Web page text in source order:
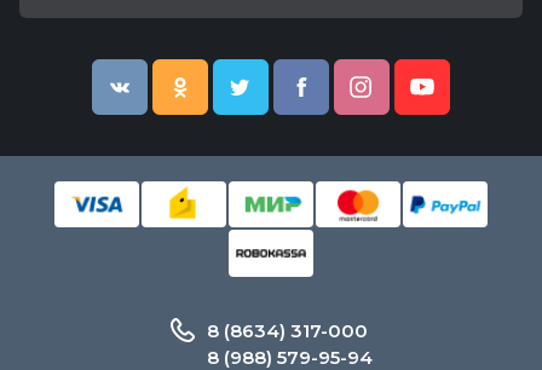
8 (8634) 317-000
8 (988) 579-95-94